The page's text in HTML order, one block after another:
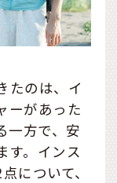
たのは、イ
ーがあった
一方で、安
す。インス
について、